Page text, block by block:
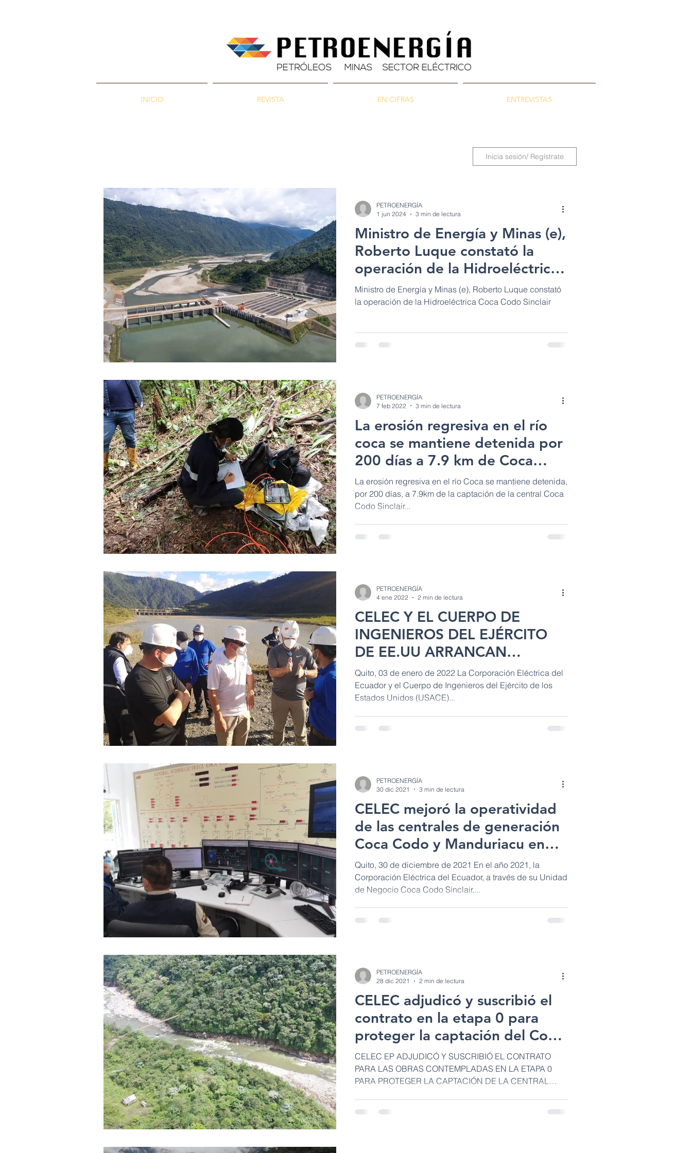
INICIO REVISTA EN CIFRAS ENTREVISTAS
Inicia sesión/ Regístrate
Ministro de Energía y Minas (e),
Roberto Luque constató la
operación de la Hidroeléctrica
Coca Codo Sinclair
Ministro de Energía y Minas (e), Roberto Luque constató
la operación de la Hidroeléctrica Coca Codo Sinclair
PETROENERGÍA
1 jun 2024
3 min de lectura
La erosión regresiva en el río
coca se mantiene detenida por
200 días a 7.9 km de Coca
Codo Sinclair
La erosión regresiva en el río Coca se mantiene detenida,
por 200 días, a 7.9km de la captación de la central Coca
Codo Sinclair...
PETROENERGÍA
7 feb 2022
3 min de lectura
CELEC Y EL CUERPO DE
INGENIEROS DEL EJÉRCITO
DE EE.UU ARRANCAN
PROGRAMA DE
COOPERACIÓN
Quito, 03 de enero de 2022 La Corporación Eléctrica del
Ecuador y el Cuerpo de Ingenieros del Ejército de los
Estados Unidos (USACE)...
PETROENERGÍA
4 ene 2022
2 min de lectura
CELEC mejoró la operatividad
de las centrales de generación
Coca Codo y Manduriacu en
2021
Quito, 30 de diciembre de 2021 En el año 2021, la
Corporación Eléctrica del Ecuador, a través de su Unidad
de Negocio Coca Codo Sinclair,...
PETROENERGÍA
30 dic 2021
3 min de lectura
CELEC adjudicó y suscribió el
contrato en la etapa 0 para
proteger la captación del Coca
Codo
CELEC EP ADJUDICÓ Y SUSCRIBIÓ EL CONTRATO
PARA LAS OBRAS CONTEMPLADAS EN LA ETAPA 0
PARA PROTEGER LA CAPTACIÓN DE LA CENTRAL
PETROENERGÍA
28 dic 2021
2 min de lectura